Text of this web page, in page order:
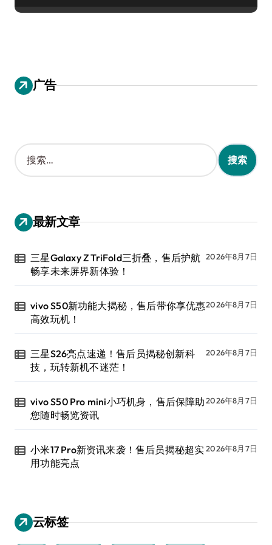
广告
搜
索
：
最新文章
三星Galaxy Z TriFold三折叠，售后护航
畅享未来屏界新体验！
2026年8月7日
vivo S50新功能大揭秘，售后带你享优惠
高效玩机！
2026年8月7日
三星S26亮点速递！售后员揭秘创新科
技，玩转新机不迷茫！
2026年8月7日
vivo S50 Pro mini小巧机身，售后保障助
您随时畅览资讯
2026年8月7日
小米17 Pro新资讯来袭！售后员揭秘超实
用功能亮点
2026年8月7日
云标签